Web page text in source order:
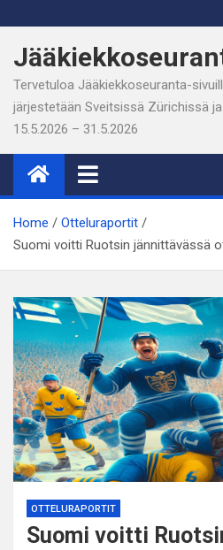
to
content
Tervetuloa Jääkiekkoseuranta-
järjestetään Sveitsissä Zürichissä
15.5.2026 – 31.5.2026
Home
Otteluraportit
Suomi voitti Ruotsin jännittävässä
OTTELURAPORTIT
Suomi voitti